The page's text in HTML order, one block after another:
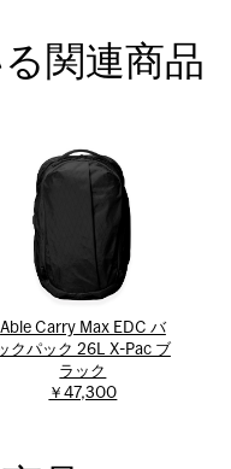
関連商品
Able Carry Max EDC バ
クパック 26L X-Pac ブ
ラック
￥47,300